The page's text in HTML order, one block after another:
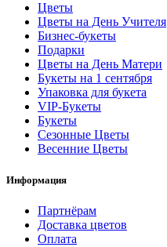
Цветы
Цветы на День Учителя
Бизнес-букеты
Подарки
Цветы на День Матери
Букеты на 1 сентября
Упаковка для букета
VIP-Букеты
Букеты
Сезонные Цветы
Весенние Цветы
Информация
Партнёрам
Доставка цветов
Оплата